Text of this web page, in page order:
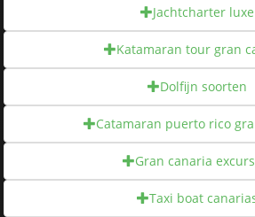
Jachtcharter luxe
Katamaran tour gran
Dolfijn soorten
Catamaran puerto rico
Gran canaria
Taxi boat